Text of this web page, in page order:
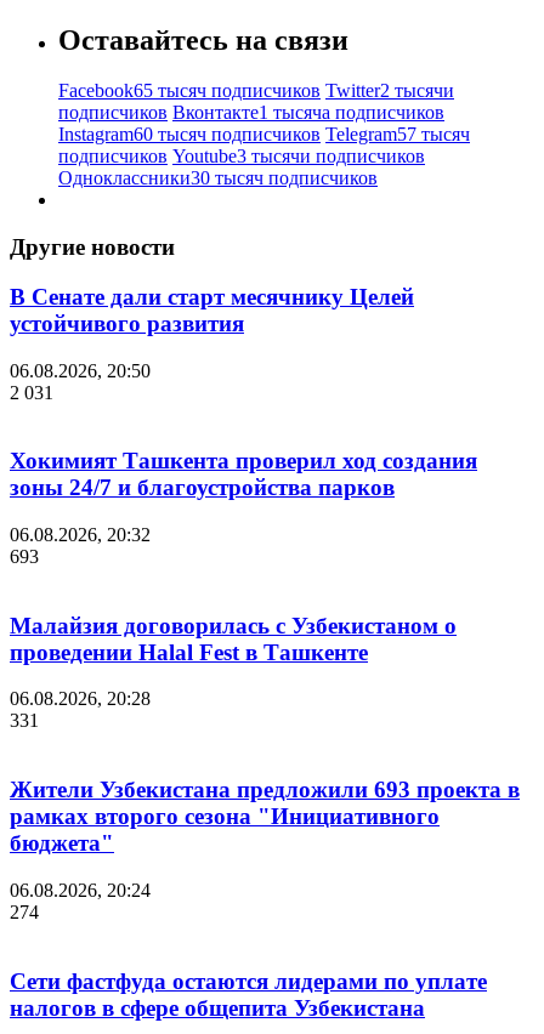
Оставайтесь на связи
Facebook65 тысяч подписчиков Twitter2 тысячи
подписчиков Вконтакте1 тысяча подписчиков
Instagram60 тысяч подписчиков Telegram57 тысяч
подписчиков Youtube3 тысячи подписчиков
Одноклассники30 тысяч подписчиков
Другие новости
В Сенате дали старт месячнику Целей
устойчивого развития
06.08.2026, 20:50
2 031
Хокимият Ташкента проверил ход создания
зоны 24/7 и благоустройства парков
06.08.2026, 20:32
693
Малайзия договорилась с Узбекистаном о
проведении Halal Fest в Ташкенте
06.08.2026, 20:28
331
Жители Узбекистана предложили 693 проекта в
рамках второго сезона "Инициативного
бюджета"
06.08.2026, 20:24
274
Сети фастфуда остаются лидерами по уплате
налогов в сфере общепита Узбекистана